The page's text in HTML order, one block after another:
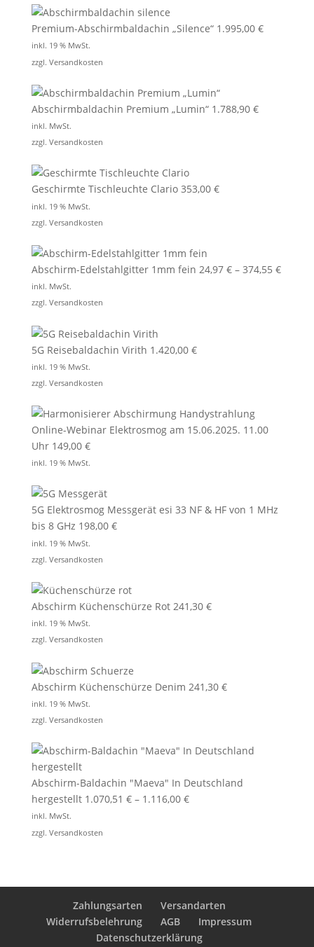
Premium-Abschirmbaldachin „Silence“ 1.995,00 €
inkl. 19 % MwSt.
zzgl. Versandkosten
Abschirmbaldachin Premium „Lumin“ 1.788,90 €
inkl. MwSt.
zzgl. Versandkosten
Geschirmte Tischleuchte Clario 353,00 €
inkl. 19 % MwSt.
zzgl. Versandkosten
Abschirm-Edelstahlgitter 1mm fein 24,97 €– 374,55 €
inkl. MwSt.
zzgl. Versandkosten
5G Reisebaldachin Virith 1.420,00 €
inkl. 19 % MwSt.
zzgl. Versandkosten
Online-Webinar Elektrosmog am 15.06.2025. 11.00
Uhr 149,00 €
inkl. 19 % MwSt.
5G Elektrosmog Messgerät esi 33 NF & HF von 1 MHz
bis 8 GHz 198,00 €
inkl. 19 % MwSt.
zzgl. Versandkosten
Abschirm Küchenschürze Rot 241,30 €
inkl. 19 % MwSt.
zzgl. Versandkosten
Abschirm Küchenschürze Denim 241,30 €
inkl. 19 % MwSt.
zzgl. Versandkosten
Abschirm-Baldachin "Maeva" In Deutschland
hergestellt 1.070,51 €– 1.116,00 €
inkl. MwSt.
zzgl. Versandkosten
Zahlungsarten
Versandarten
Widerrufsbelehrung
AGB
Impressum
Datenschutzerklärung